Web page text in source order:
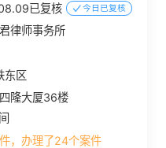
已复核 今日已复核
律师事务所
东区
隆大厦36楼
，办理了24个案件